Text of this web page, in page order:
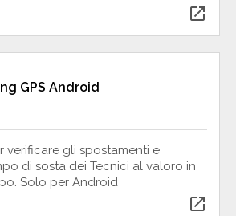
open_in_new
GPS Android
verificare gli spostamenti e
di sosta dei Tecnici al valoro in
Solo per Android
open_in_new